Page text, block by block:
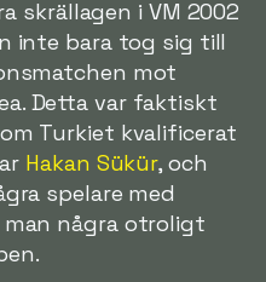
skrällagen i VM 2002
inte bara tog sig till
mot
Detta var faktiskt
Turkiet kvalificerat
Hakan Sükür, och
spelare med
några otroligt